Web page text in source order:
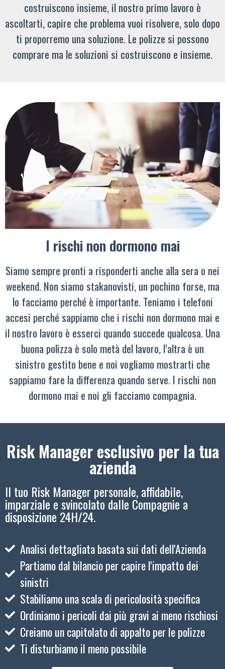
costruiscono insieme, il nostro primo lavoro è
ascoltarti, capire che problema vuoi risolvere, solo dopo
ti proporremo una soluzione. Le polizze si possono
comprare ma le soluzioni si costruiscono e insieme.
I rischi non dormono mai
Siamo sempre pronti a risponderti anche alla sera o nei
weekend. Non siamo stakanovisti, un pochino forse, ma
lo facciamo perché è importante. Teniamo i telefoni
accesi perché sappiamo che i rischi non dormono mai e
il nostro lavoro è esserci quando succede qualcosa. Una
buona polizza è solo metà del lavoro, l’altra è un
sinistro gestito bene e noi vogliamo mostrarti che
sappiamo fare la differenza quando serve. I rischi non
dormono mai e noi gli facciamo compagnia.
Risk Manager esclusivo per la tua
azienda
Il tuo Risk Manager personale, affidabile,
imparziale e svincolato dalle Compagnie a
disposizione 24H/24.
Analisi dettagliata basata sui dati dell'Azienda
Partiamo dal bilancio per capire l'impatto dei
sinistri
Stabiliamo una scala di pericolosità specifica
Ordiniamo i pericoli dai più gravi ai meno rischiosi
Creiamo un capitolato di appalto per le polizze
Ti disturbiamo il meno possibile